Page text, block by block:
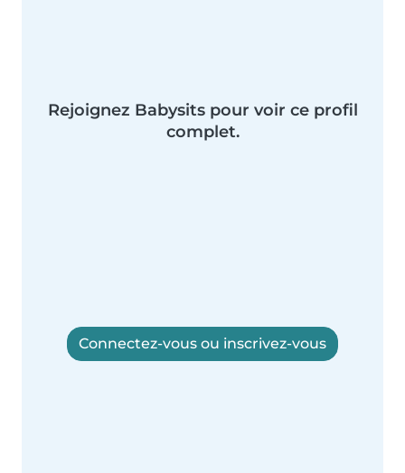
Rejoignez Babysits pour voir ce profil
complet.
Connectez-vous ou inscrivez-vous